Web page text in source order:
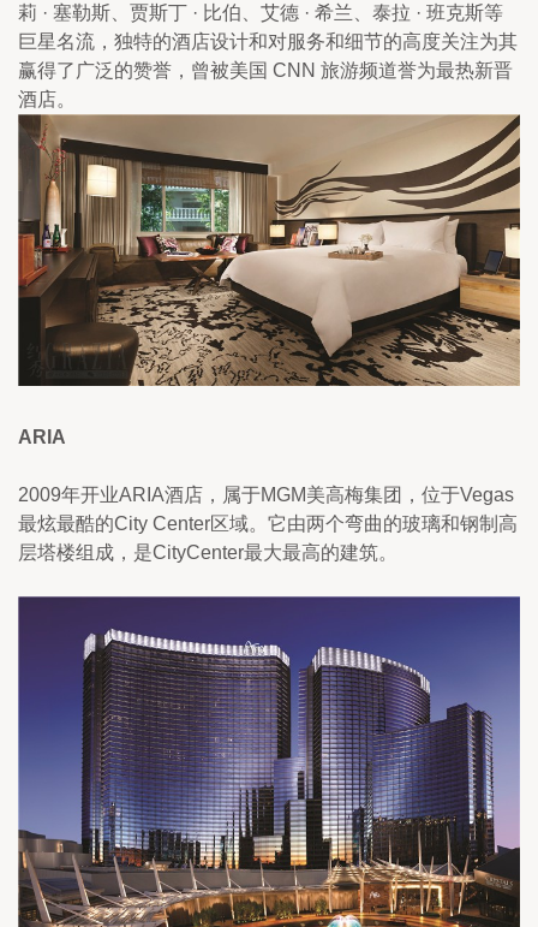
莉 · 塞勒斯、贾斯丁 · 比伯、艾德 · 希兰、泰拉 · 班克斯等
巨星名流，独特的酒店设计和对服务和细节的高度关注为其
赢得了广泛的赞誉，曾被美国 CNN 旅游频道誉为最热新晋
酒店。
ARIA
2009年开业ARIA酒店，属于MGM美高梅集团，位于Vegas
最炫最酷的City Center区域。它由两个弯曲的玻璃和钢制高
层塔楼组成，是CityCenter最大最高的建筑。